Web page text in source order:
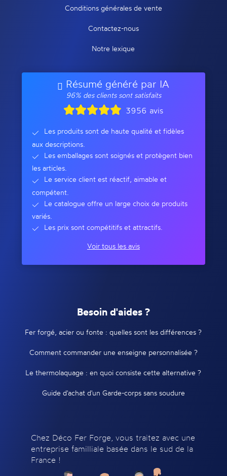
Conditions générales de vente
Contactez-nous
Notre lexique
Résumé généré par IA
96% des clients sont satisfaits
3956 avis
Les produits sont de haute qualité et fidèles
aux descriptions.
Les emballages sont soignés et protègent bien
les articles.
Le service client est réactif, aimable et
compétent.
Le catalogue offre un large choix de produits
variés.
Les prix sont compétitifs et attractifs.
Voir tous les avis
Besoin d'aides ?
Fer forgé, acier ou fonte : quelles sont les différences ?
Comment commander une enseigne personnalisée ?
Le thermolaquage : en quoi consiste cette alternative ?
Guide d'achat d'un Garde-corps sans soudure
Chez Déco Fer Forge, vous traitez avec une
entreprise familliale basée dans le sud de la
France !